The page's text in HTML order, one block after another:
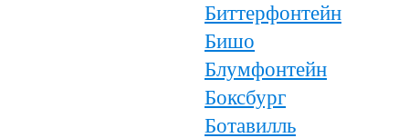
Биттерфонтейн
Бишо
Блумфонтейн
Боксбург
Ботавилль